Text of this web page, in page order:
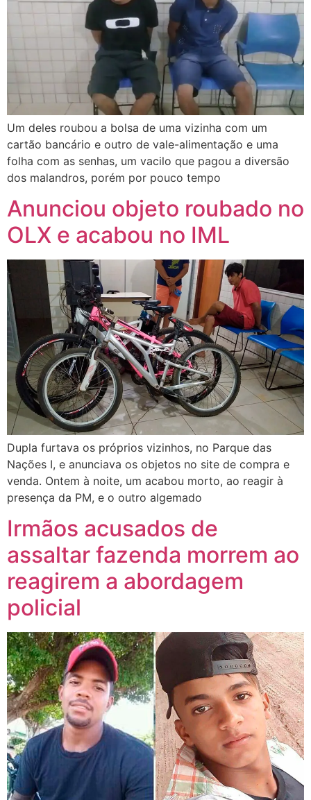
Um deles roubou a bolsa de uma vizinha com um
cartão bancário e outro de vale-alimentação e uma
folha com as senhas, um vacilo que pagou a diversão
dos malandros, porém por pouco tempo
Anunciou objeto roubado no
OLX e acabou no IML
Dupla furtava os próprios vizinhos, no Parque das
Nações I, e anunciava os objetos no site de compra e
venda. Ontem à noite, um acabou morto, ao reagir à
presença da PM, e o outro algemado
Irmãos acusados de
assaltar fazenda morrem ao
reagirem a abordagem
policial